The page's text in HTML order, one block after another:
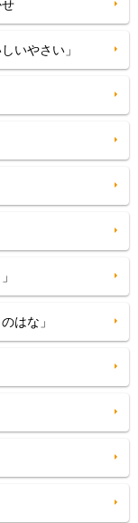
いやさい」
はな」